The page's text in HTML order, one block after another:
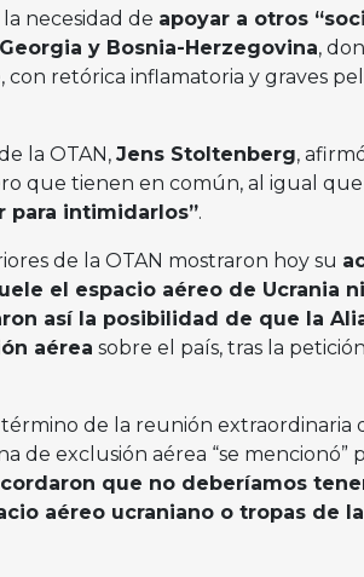
necesidad de apoyar a otros
y Bosnia-Herzegovina,
con retórica inflamatoria y graves
la OTAN, Jens Stoltenberg,
que tienen en común, al igual que
para intimidarlos”.
de la OTAN mostraron hoy su
el espacio aéreo de Ucrania
así la posibilidad de que la
aérea sobre el país, tras la
de la reunión extraordinaria
de exclusión aérea “se mencionó”
que no deberíamos
aéreo ucraniano o tropas de